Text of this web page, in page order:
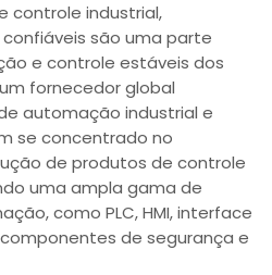
controle industrial,
são uma parte
e controle estáveis dos
fornecedor global
automação industrial e
se concentrado no
de produtos de controle
uma ampla gama de
como PLC, HMI, interface
de segurança e